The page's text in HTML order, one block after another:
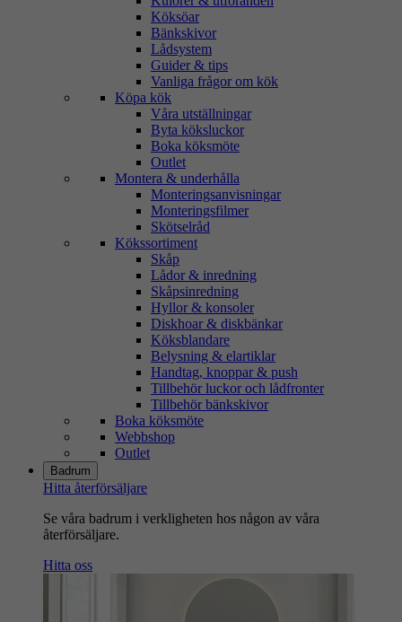
Köksöar
Bänkskivor
Lådsystem
Guider & tips
Vanliga frågor om kök
Köpa kök
Våra utställningar
Byta köksluckor
Boka köksmöte
Outlet
Montera & underhålla
Monteringsanvisningar
Monteringsfilmer
Skötselråd
Kökssortiment
Skåp
Lådor & inredning
Skåpsinredning
Hyllor & konsoler
Diskhoar & diskbänkar
Köksblandare
Belysning & elartiklar
Handtag, knoppar & push
Tillbehör luckor och lådfronter
Tillbehör bänkskivor
Boka köksmöte
Webbshop
Outlet
Badrum
Hitta återförsäljare
Se våra badrum i verkligheten hos någon av våra
återförsäljare.
Hitta oss